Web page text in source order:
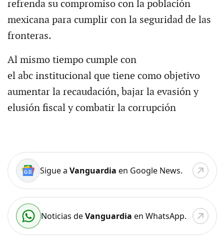
refrenda su compromiso con la población
mexicana para cumplir con la seguridad de las
fronteras.
Al mismo tiempo cumple con
el abc institucional que tiene como objetivo
aumentar la recaudación, bajar la evasión y
elusión fiscal y combatir la corrupción
Sigue a Vanguardia en Google News.
Noticias deVanguardia en WhatsApp.